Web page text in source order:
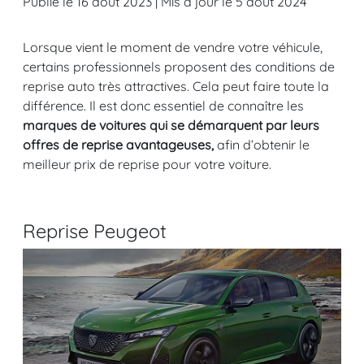
Lorsque vient le moment de vendre votre véhicule,
certains professionnels proposent des conditions de
reprise auto très attractives. Cela peut faire toute la
différence. Il est donc essentiel de connaître les
marques de voitures qui se démarquent par leurs
offres de reprise avantageuses, afin d’obtenir le
meilleur prix de reprise pour votre voiture.
Reprise Peugeot